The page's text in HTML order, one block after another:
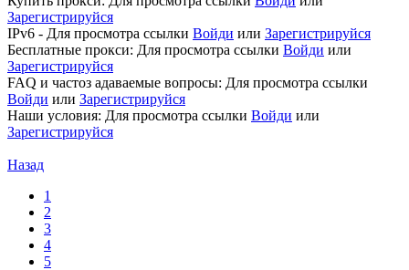
Зарегистрируйся
IPv6 - Для просмотра ссылки Войди или Зарегистрируйся
Бесплатные прокси: Для просмотра ссылки Войди или
Зарегистрируйся
FAQ и частоз адаваемые вопросы: Для просмотра ссылки
Войди или Зарегистрируйся
Наши условия: Для просмотра ссылки Войди или
Зарегистрируйся
Назад
1
2
3
4
5